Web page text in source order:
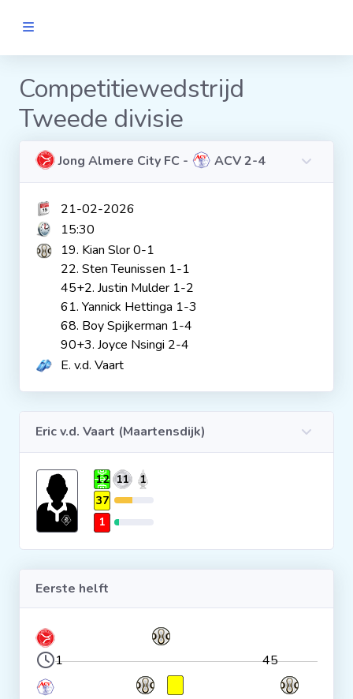
Clubs
Wedstrijden
Statistieken
Voetbalpiramide
VROUWEN
Clubs
Wedstrijden
Statistieken
Voetbalpiramide
Competitiewedstrijd
Tweede divisie
Jong Almere City FC - ACV 2-4
21-02-2026
15:30
19. Kian Slor 0-1
22. Sten Teunissen 1-1
45+2. Justin Mulder 1-2
61. Yannick Hettinga 1-3
68. Boy Spijkerman 1-4
90+3. Joyce Nsingi 2-4
E. v.d. Vaart
Eric v.d. Vaart (Maartensdijk)
12 11
1
37
1
Eerste helft
1 45